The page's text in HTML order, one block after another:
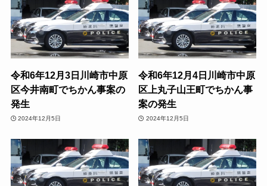
令和6年12月3日川崎市中原
区今井南町でちかん事案の
発生
2024年12月5日
令和6年12月4日川崎市中原
区上丸子山王町でちかん事
案の発生
2024年12月5日